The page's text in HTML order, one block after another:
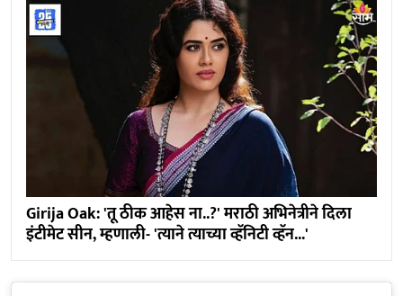
Girija Oak: 'तू ठीक आहेस ना..?' मराठी अभिनेत्रीने दिला
इंटीमेट सीन, म्हणाली- 'त्याने त्याच्या व्हॅनिटी व्हॅन...'